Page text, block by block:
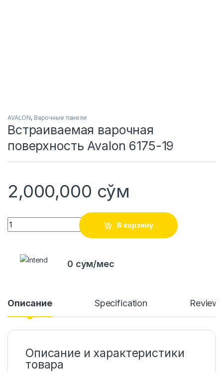
AVALON, Варочные панели
Встраиваемая варочная
поверхность Avalon 6175-19
2,000,000 сўм
Quantity
В корзину
0 сум/мес
Описание Specification
Описание и характеристики
товара